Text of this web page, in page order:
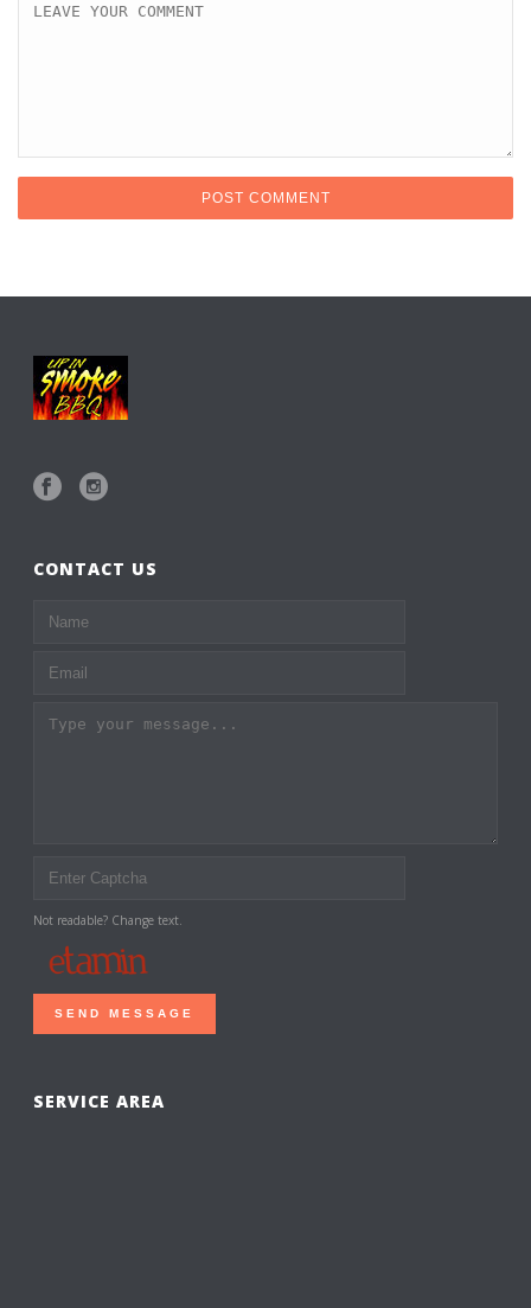
CONTACT US
Not readable? Change text.
SEND MESSAGE
SERVICE AREA